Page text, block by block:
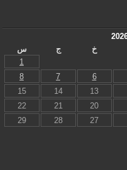
خ ج
س
1
6
7
8
13
14
15
20
21
22
27
28
29